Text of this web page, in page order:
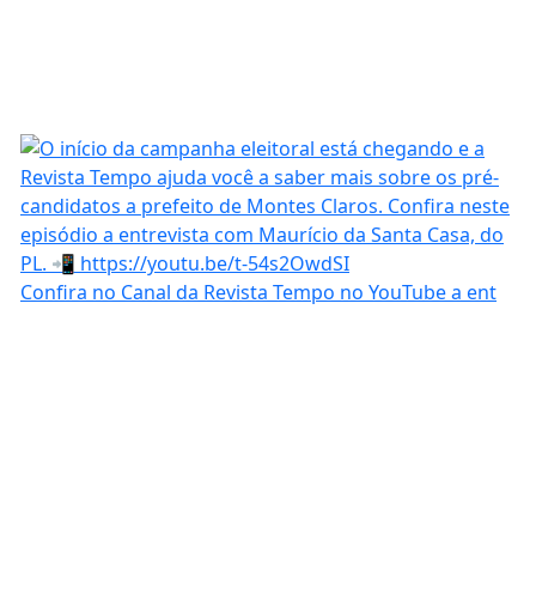
Confira no Canal da Revista Tempo no YouTube a ent